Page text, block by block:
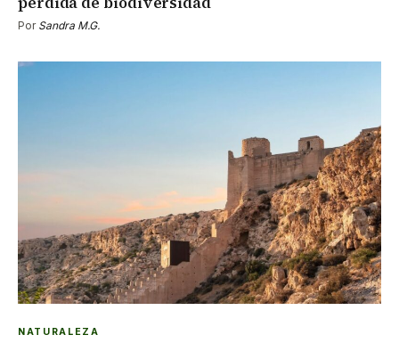
Por Sandra M.G.
NATURALEZA